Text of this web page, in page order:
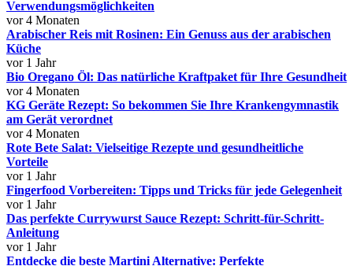
Verwendungsmöglichkeiten
vor 4 Monaten
Arabischer Reis mit Rosinen: Ein Genuss aus der arabischen
Küche
vor 1 Jahr
Bio Oregano Öl: Das natürliche Kraftpaket für Ihre Gesundheit
vor 4 Monaten
KG Geräte Rezept: So bekommen Sie Ihre Krankengymnastik
am Gerät verordnet
vor 4 Monaten
Rote Bete Salat: Vielseitige Rezepte und gesundheitliche
Vorteile
vor 1 Jahr
Fingerfood Vorbereiten: Tipps und Tricks für jede Gelegenheit
vor 1 Jahr
Das perfekte Currywurst Sauce Rezept: Schritt-für-Schritt-
Anleitung
vor 1 Jahr
Entdecke die beste Martini Alternative: Perfekte